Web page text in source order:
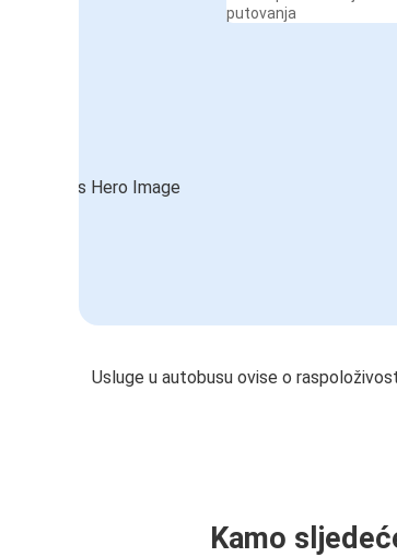
putovanja
Usluge u autobusu ovise o
Kamo